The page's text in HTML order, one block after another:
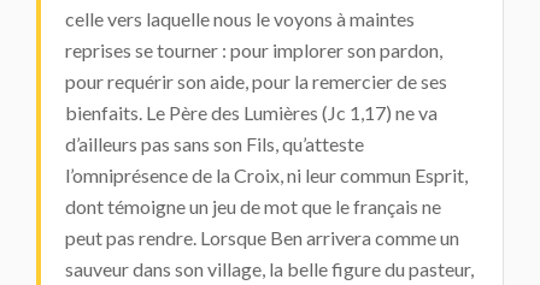
celle vers laquelle nous le voyons à maintes
reprises se tourner : pour implorer son pardon,
pour requérir son aide, pour la remercier de ses
bienfaits. Le Père des Lumières (Jc 1,17) ne va
d’ailleurs pas sans son Fils, qu’atteste
l’omniprésence de la Croix, ni leur commun Esprit,
dont témoigne un jeu de mot que le français ne
peut pas rendre. Lorsque Ben arrivera comme un
sauveur dans son village, la belle figure du pasteur,